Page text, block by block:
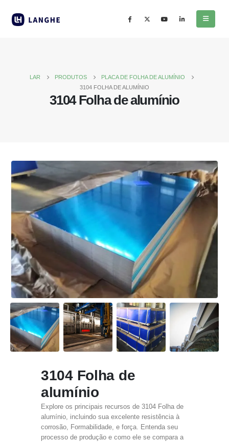
LAR PRODUTOS
PLACA DE FOLHA DE ALUMÍNIO
3104 FOLHA DE ALUMÍNIO
3104 Folha de alumínio
3104 Folha de
alumínio
Explore os principais recursos de 3104 Folha de
alumínio, incluindo sua excelente resistência à
corrosão, Formabilidade, e força. Entenda seu
processo de produção e como ele se compara a